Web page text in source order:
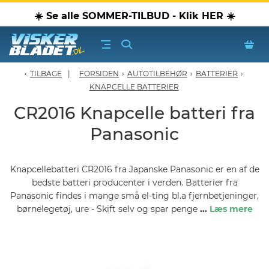
☀️ Se alle SOMMER-TILBUD - Klik HER ☀️
- Oversigt
Produkter
TILBAGE FORSIDEN › AUTOTILBEHØR › BATTERIER ›
KNAPCELLE BATTERIER
CR2016 Knapcelle batteri fra
Panasonic
Knapcellebatteri CR2016 fra Japanske Panasonic er en af de
bedste batteri producenter i verden. Batterier fra
Panasonic findes i mange små el-ting bl.a fjernbetjeninger,
børnelegetøj, ure - Skift selv og spar penge ... Læs mere